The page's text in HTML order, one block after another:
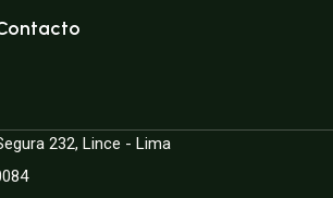
232, Lince - Lima